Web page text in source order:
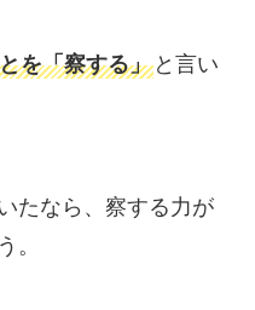
を「察する」と言い
たなら、察する力が
。